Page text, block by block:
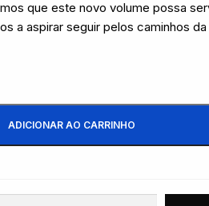
que este novo volume possa
a aspirar seguir pelos caminhos da
ADICIONAR AO CARRINHO